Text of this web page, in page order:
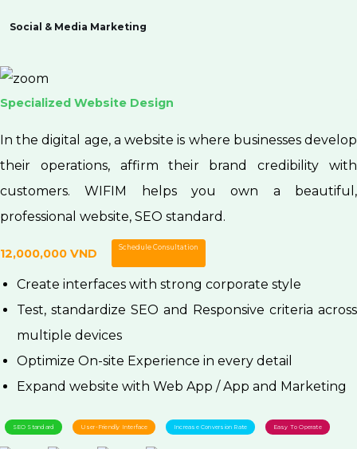
Social & Media Marketing
VIP Website Design Package
In the digital age, a website is where businesses develop
their operations, affirm their brand credibility with
customers. WIFIM helps you own a beautiful,
professional website, SEO standard.
Contact Us Schedule Consultation
Create interfaces with strong corporate style
Test, standardize SEO and Responsive criteria across
multiple devices
Optimize On-site Experience in every detail
Expand website with Web App / App and Marketing
SEO Standard User-Friendly Interface Increase Conversion Rate Easy To Operate